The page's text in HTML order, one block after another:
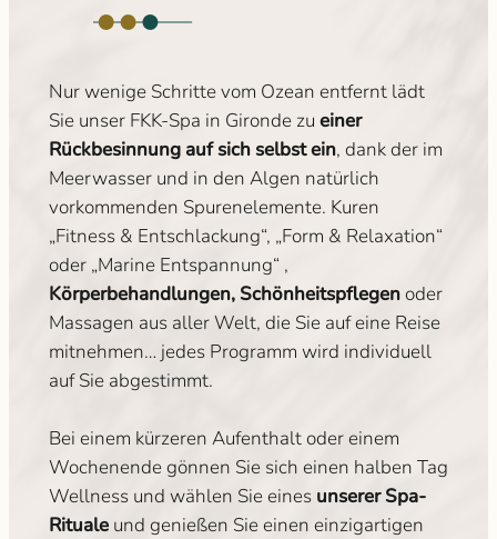
Nur wenige Schritte vom Ozean entfernt lädt
Sie unser FKK-Spa in Gironde zu einer
Rückbesinnung auf sich selbst ein, dank der im
Meerwasser und in den Algen natürlich
vorkommenden Spurenelemente. Kuren
„Fitness & Entschlackung“, „Form & Relaxation“
oder „Marine Entspannung“ ,
Körperbehandlungen, Schönheitspflegenoder
Massagen aus aller Welt, die Sie auf eine Reise
mitnehmen… jedes Programm wird individuell
auf Sie abgestimmt.
Bei einem kürzeren Aufenthalt oder einem
Wochenende gönnen Sie sich einen halben Tag
Wellness und wählen Sie eines unserer Spa-
Ritualeund genießen Sie einen einzigartigen